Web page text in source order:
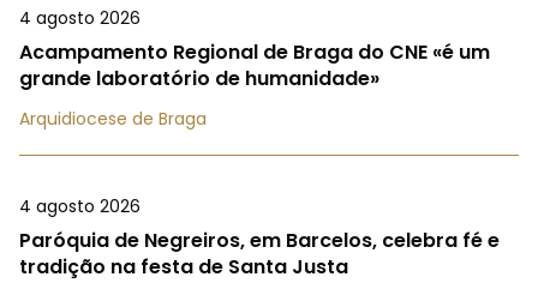
4 agosto 2026
Acampamento Regional de Braga do CNE «é um
grande laboratório de humanidade»
Arquidiocese de Braga
4 agosto 2026
Paróquia de Negreiros, em Barcelos, celebra fé e
tradição na festa de Santa Justa